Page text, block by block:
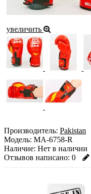
увеличить
Производитель: Pakistan
Модель: MA-6758-R
Наличие: Нет в наличии
Отзывов написано: 0